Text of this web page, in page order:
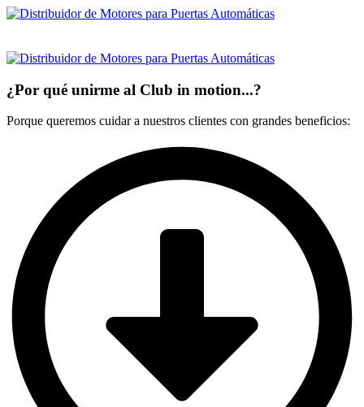
Ir
¿Por qué unirme al Club in motion...?
Porque queremos cuidar a nuestros clientes con grandes beneficios: